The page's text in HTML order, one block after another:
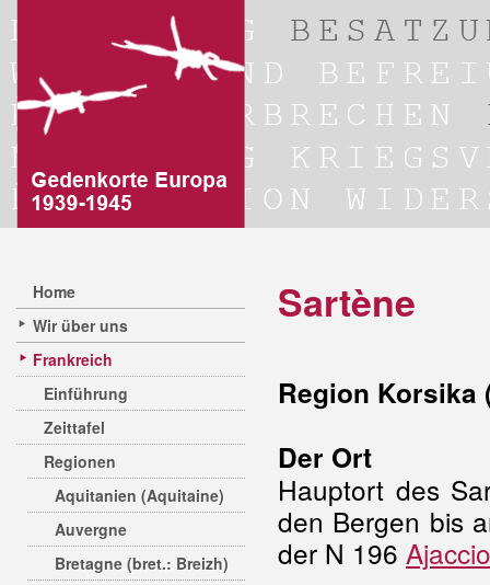
Home
Wir über uns
Frankreich
Einführung
Zeittafel
Regionen
Aquitanien (Aquitaine)
Auvergne
Bretagne (bret.: Breizh)
Sartène
Region Korsika
Der Ort
Hauptort des
den Bergen bis
der N 196 Ajaccio